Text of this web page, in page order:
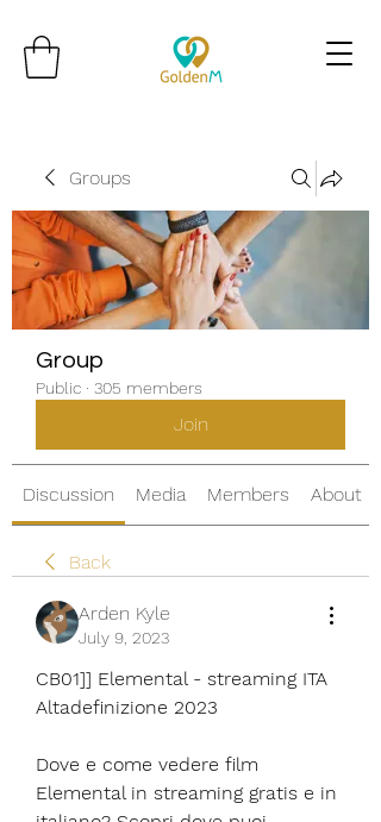
Groups
Group
Public · 305 members
Join
Discussion Media Members About
Back
Arden Kyle
July 9, 2023
CB01]] Elemental - streaming ITA
Altadefinizione 2023
Dove e come vedere film
Elemental in streaming gratis e in